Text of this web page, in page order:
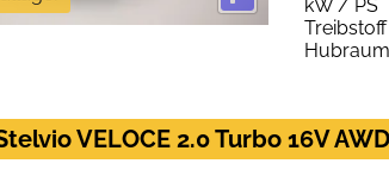
kW / PS
Treibstoff
Hubraum
VELOCE 2.0 Turbo 16V AWD